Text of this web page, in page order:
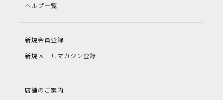
ヘルプ一覧
新規会員登録
新規メールマガジン登録
店舗のご案内